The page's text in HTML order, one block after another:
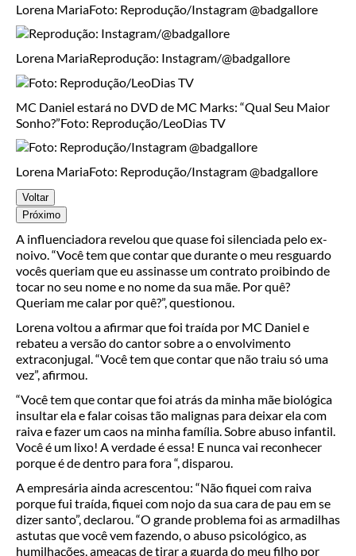
Lorena MariaFoto: Reprodução/Instagram @badgallore
Lorena MariaReprodução: Instagram/@badgallore
MC Daniel estará no DVD de MC Marks: “Qual Seu Maior
Sonho?”Foto: Reprodução/LeoDias TV
Lorena MariaFoto: Reprodução/Instagram @badgallore
Voltar
Próximo
A influenciadora revelou que quase foi silenciada pelo ex-
noivo. “Você tem que contar que durante o meu resguardo
vocês queriam que eu assinasse um contrato proibindo de
tocar no seu nome e no nome da sua mãe. Por quê?
Queriam me calar por quê?”, questionou.
Lorena voltou a afirmar que foi traída por MC Daniel e
rebateu a versão do cantor sobre a o envolvimento
extraconjugal. “Você tem que contar que não traiu só uma
vez”, afirmou.
“Você tem que contar que foi atrás da minha mãe biológica
insultar ela e falar coisas tão malignas para deixar ela com
raiva e fazer um caos na minha família. Sobre abuso infantil.
Você é um lixo! A verdade é essa! E nunca vai reconhecer
porque é de dentro para fora “, disparou.
A empresária ainda acrescentou: “Não fiquei com raiva
porque fui traída, fiquei com nojo da sua cara de pau em se
dizer santo”, declarou. “O grande problema foi as armadilhas
astutas que você vem fazendo, o abuso psicológico, as
humilhações, ameaças de tirar a guarda do meu filho por